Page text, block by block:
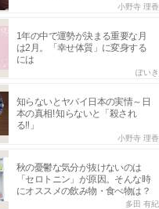
小野寺 理香
1年の中で運勢が決まる重要な月
は2月。「幸せ体質」に変身する
には
ぽいき
知らないとヤバイ日本の実情～日
本の真相! 知らないと「殺され
る‼」
小野寺 理香
秋の憂鬱な気分が抜けないのは
「セロトニン」が原因。そんな時
にオススメの飲み物・食べ物は？
多田 有紀